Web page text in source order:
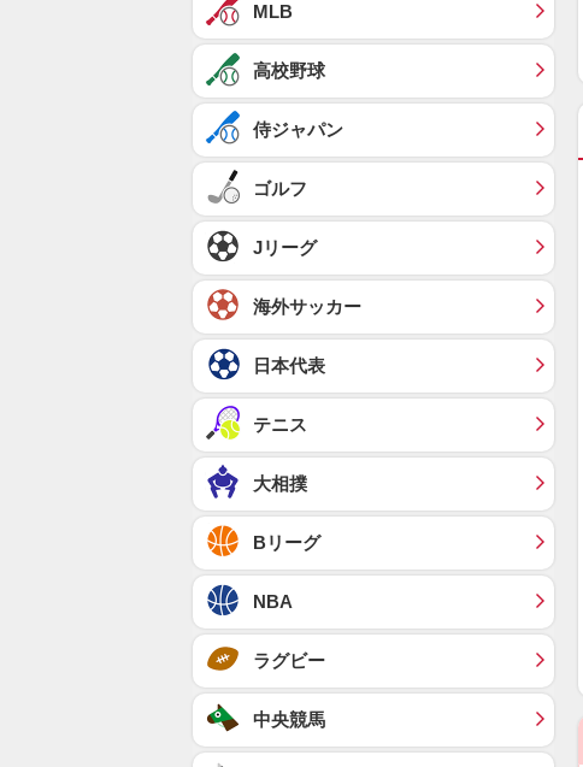
MLB
高校野球
侍ジャパン
ゴルフ
Jリーグ
海外サッカー
日本代表
テニス
大相撲
Bリーグ
NBA
ラグビー
中央競馬